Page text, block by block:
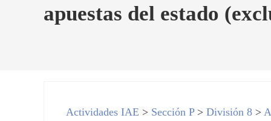
apuestas del estado
Actividades IAE > Sección P>División 8 >